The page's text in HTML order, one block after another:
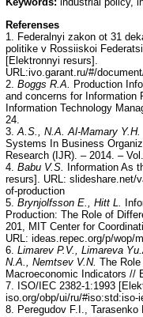
Referenses
1. Federalnyi zakon ot 31
politike v Rossiiskoi
[Elektronnyi resurs].
URL:ivo.garant.ru/#/
2. Boggs R.A.
Production
and concerns for Information
Information Technology
24.
3. A.S., N.A. Al-Mamary Y.H.
Systems In Business
Research (IJR). – 2014. –
4. Babu V.S. Information As
resurs]. URL: slideshare.net/
of-production
5. Brynjolfsson E., Hitt L.
Production: The Role of
201, MIT Center for
URL: ideas.repec.org/p/wop/
6. Limarev P.V., Limareva
N.A., Nemtsev V.N. The
Macroeconomic Indicators //
7. ISO/IEC 2382-1:1993
iso.org/obp/ui/ru/#iso:std:iso-
8. Peregudov F.I.,